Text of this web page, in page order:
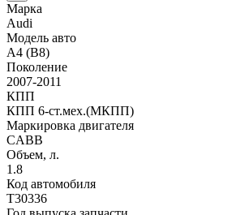
Марка
Audi
Модель авто
A4 (B8)
Поколение
2007-2011
КПП
КПП 6-ст.мех.(МКПП)
Маркировка двигателя
CABB
Объем, л.
1.8
Код автомобиля
T30336